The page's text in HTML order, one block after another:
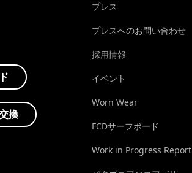
換
プレス
プレスへのお問い合わせ
採用情報
イベント
Worn Wear
FCDサーフボード
Work in Progress Report